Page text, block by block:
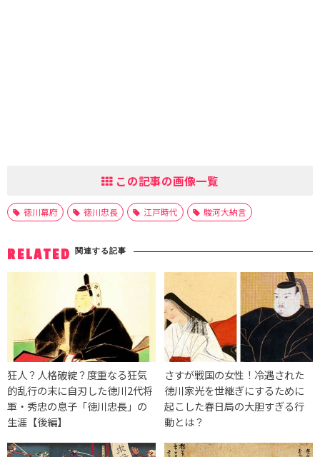
この記事の画像一覧
徳川幕府 徳川忠長 江戸時代 駿河大納言
RELATED 関連する記事
狂人？人格破綻？度重なる狂気
的乱行の末に自刃した徳川2代将
軍・秀忠の息子「徳川忠長」の
生涯【後編】
さすが戦国の女性！冷遇された
徳川家光を世継ぎにするために
起こした春日局の大胆すぎる行
動とは？